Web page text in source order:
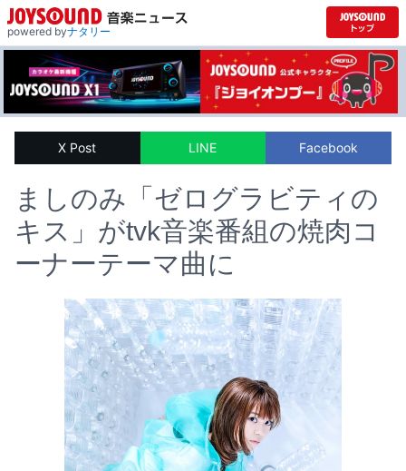
powered byナタリー
X Post LINE Facebook
ましのみ「ゼログラビティの
キス」がtvk音楽番組の焼肉コ
ーナーテーマ曲に